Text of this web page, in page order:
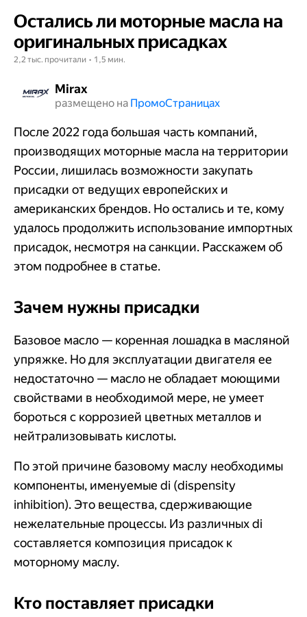
Остались ли моторные масла на
оригинальных присадках
2,2 тыс. прочитали • 1,5 мин.
Mirax
размещено на Промо​​​​​​​Страницах
После 2022 года большая часть компаний,
производящих моторные масла на территории
России, лишилась возможности закупать
присадки от ведущих европейских и
американских брендов. Но остались и те, кому
удалось продолжить использование импортных
присадок, несмотря на санкции. Расскажем об
этом подробнее в статье.
Зачем нужны присадки
Базовое масло — коренная лошадка в масляной
упряжке. Но для эксплуатации двигателя ее
недостаточно — масло не обладает моющими
свойствами в необходимой мере, не умеет
бороться с коррозией цветных металлов и
нейтрализовывать кислоты.
По этой причине базовому маслу необходимы
компоненты, именуемые di (dispensity
inhibition). Это вещества, сдерживающие
нежелательные процессы. Из различных di
составляется композиция присадок к
моторному маслу.
Кто поставляет присадки